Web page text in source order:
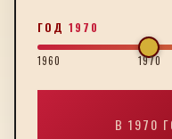
ГОД 1970
1960 1970
В 1970